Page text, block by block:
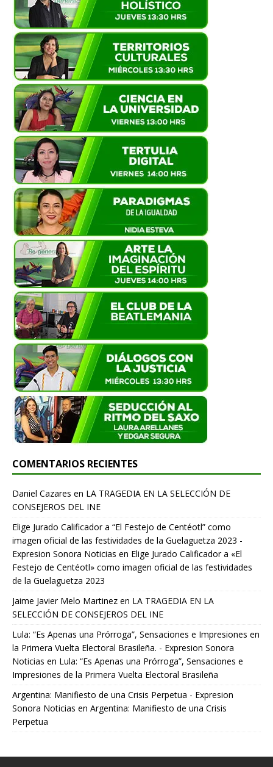
COMENTARIOS RECIENTES
Daniel Cazares en LA TRAGEDIA EN LA SELECCIÓN DE
CONSEJEROS DEL INE
Elige Jurado Calificador a “El Festejo de Centéotl” como
imagen oficial de las festividades de la Guelaguetza 2023 -
Expresion Sonora Noticias en Elige Jurado Calificador a «El
Festejo de Centéotl» como imagen oficial de las festividades
de la Guelaguetza 2023
Jaime Javier Melo Martinez en LA TRAGEDIA EN LA
SELECCIÓN DE CONSEJEROS DEL INE
Lula: “Es Apenas una Prórroga”, Sensaciones e Impresiones en
la Primera Vuelta Electoral Brasileña. - Expresion Sonora
Noticias en Lula: “Es Apenas una Prórroga”, Sensaciones e
Impresiones de la Primera Vuelta Electoral Brasileña
Argentina: Manifiesto de una Crisis Perpetua - Expresion
Sonora Noticias en Argentina: Manifiesto de una Crisis
Perpetua